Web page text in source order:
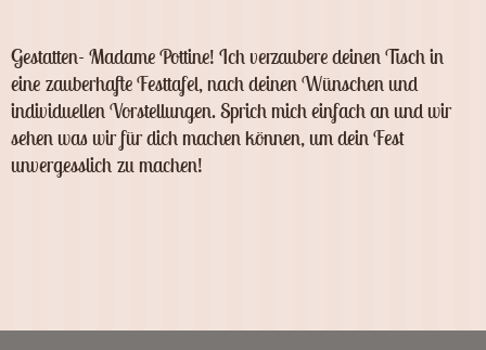
Gestatten- Madame Pottine! Ich verzaubere deinen Tisch in
eine zauberhafte Festtafel, nach deinen Wünschen und
individuellen Vorstellungen. Sprich mich einfach an und wir
sehen was wir für dich machen können, um dein Fest
unvergesslich zu machen!